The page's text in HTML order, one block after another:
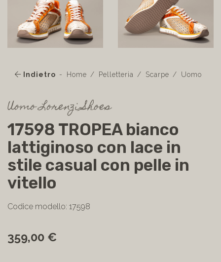
Indietro Home Pelletteria Scarpe Uomo
Uomo Lorenzi Shoes
17598 TROPEA bianco
lattiginoso con lace in
stile casual con pelle in
vitello
Codice modello: 17598
359,00 €